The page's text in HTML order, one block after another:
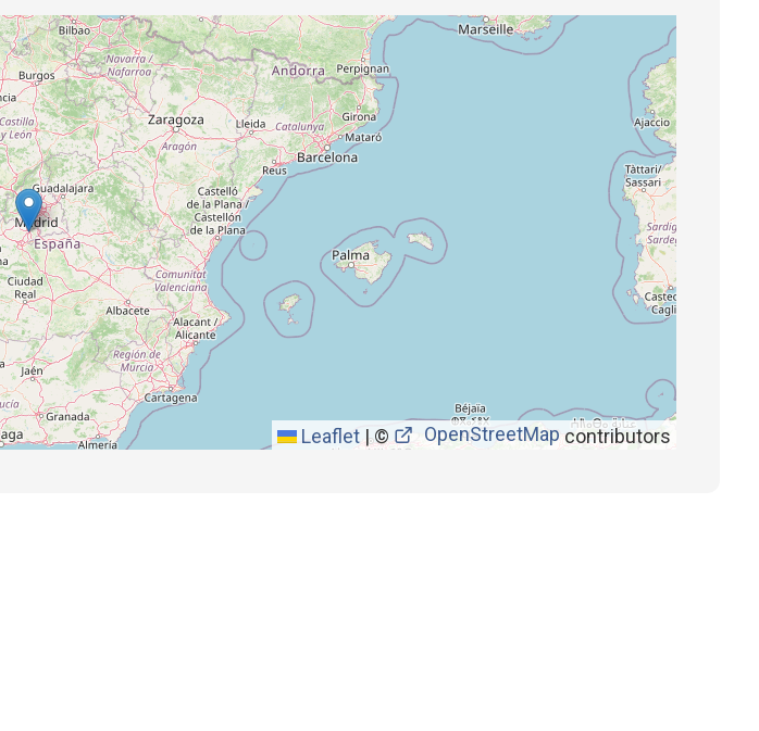
Leaflet |© OpenStreetMap contributors